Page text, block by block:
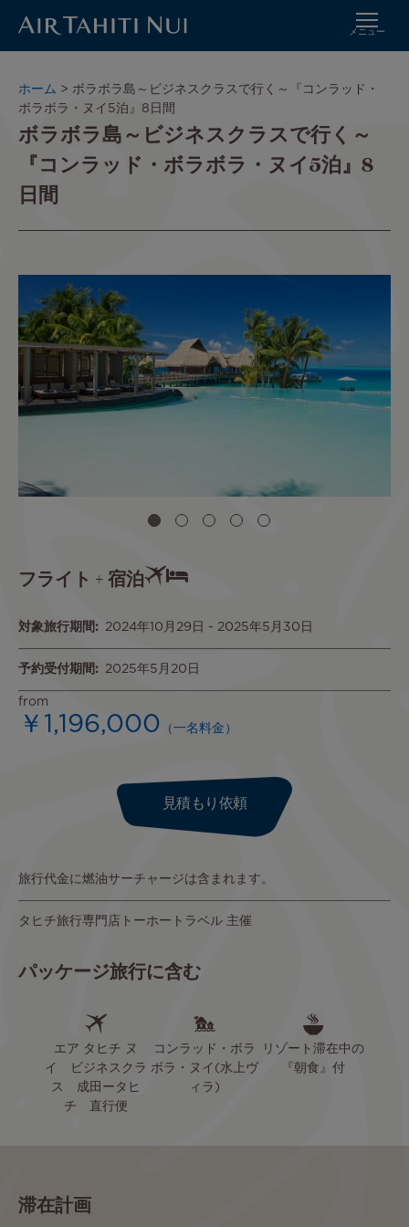
メニュー
パ
ン
く
ず
ホーム
ボラボラ島～ビジネスクラスで行く～『コンラッド・
ボラボラ・ヌイ5泊』8日間
ボラボラ島～ビジネスクラスで行く～
『コンラッド・ボラボラ・ヌイ5泊』8
日間
フライト + 宿泊
from
￥1,196,000 （一名料金）
対象旅行期間 2024年10月29日 - 2025年5月30日
予約受付期間 2025年5月20日
旅行代金に燃油サーチャージは含まれます。
タヒチ旅行専門店トーホートラベル 主催
見積もり依頼
パッケージ旅行に含む
エア タヒチ ヌ
イ ビジネスクラ
ス 成田ータヒ
チ 直行便
コンラッド・ボラ
ボラ・ヌイ(水上ヴ
ィラ)
リゾート滞在中の
『朝食』付
滞在計画